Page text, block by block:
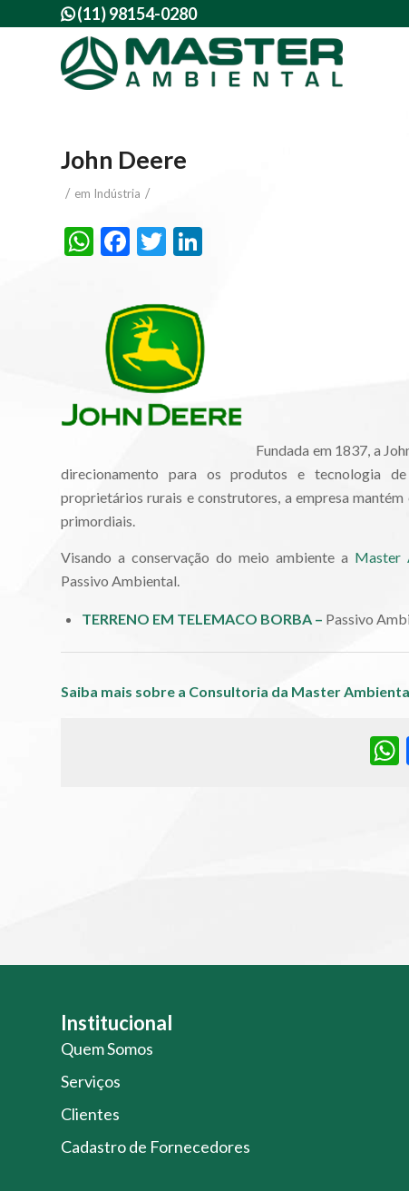
(11) 98154-0280
John Deere
/ em Indústria /
WhatsApp
Facebook
Twitter
Fundada em 1837, a
direcionamento para os produtos e tecnologia
proprietários rurais e construtores, a empresa
primordiais.
Visando a conservação do meio ambiente a Master
Passivo Ambiental.
TERRENO EM TELEMACO BORBA – Passivo
Saiba mais sobre a Consultoria da Master
Institucional
Quem Somos
Serviços
Clientes
Cadastro de Fornecedores